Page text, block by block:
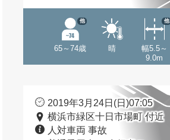
65～74歳
他
晴
幅5.5～
9.0m
他
2019年3月24日(日)07:05
横浜市緑区十日市場町 付近
人対車両 事故